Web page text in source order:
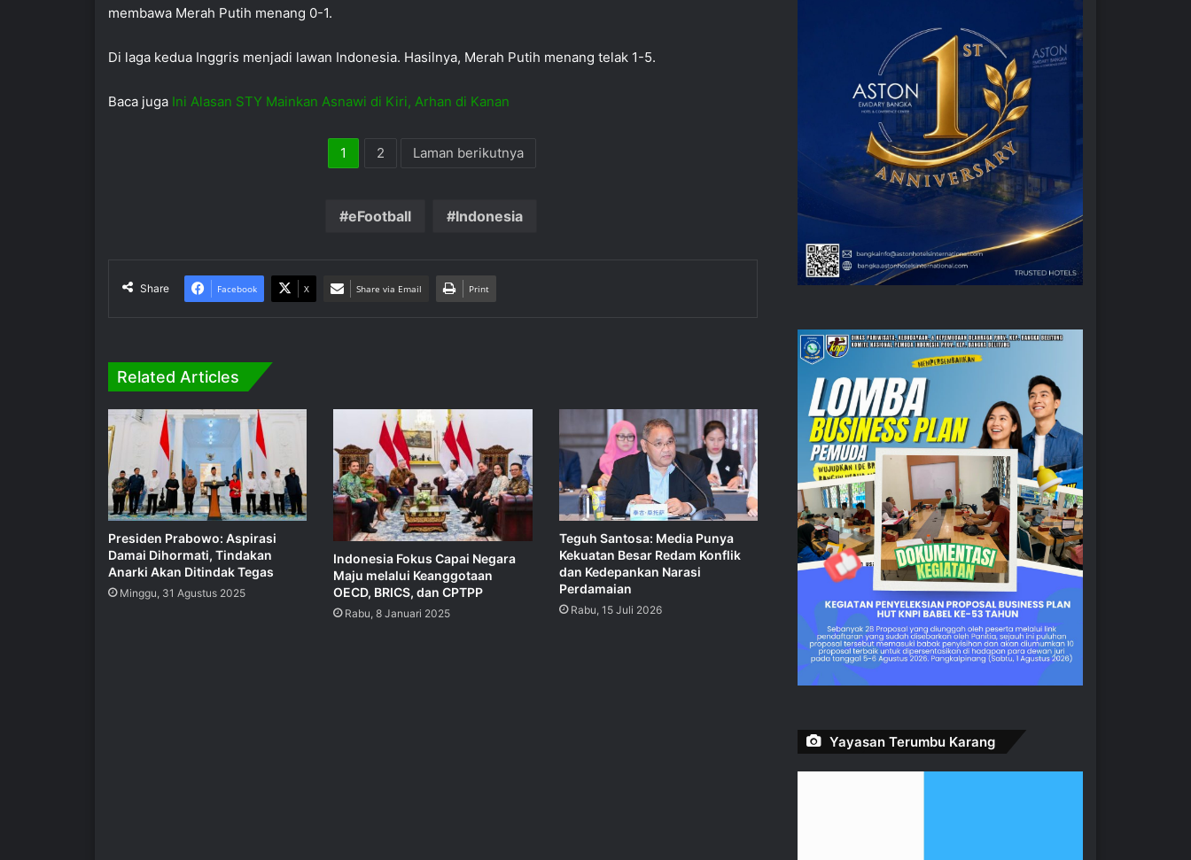
membawa Merah Putih menang 0-1.
Di laga kedua Inggris menjadi lawan Indonesia. Hasilnya, Merah Putih menang telak 1-5.
Baca juga Ini Alasan STY Mainkan Asnawi di Kiri, Arhan di Kanan
1 2 Laman berikutnya
eFootball Indonesia
Share Facebook X Share via Email Print
Related Articles
Presiden Prabowo: Aspirasi
Damai Dihormati, Tindakan
Anarki Akan Ditindak Tegas
Minggu, 31 Agustus 2025
Indonesia Fokus Capai Negara
Maju melalui Keanggotaan
OECD, BRICS, dan CPTPP
Rabu, 8 Januari 2025
Teguh Santosa: Media Punya
Kekuatan Besar Redam Konflik
dan Kedepankan Narasi
Perdamaian
Rabu, 15 Juli 2026
Yayasan Terumbu Karang